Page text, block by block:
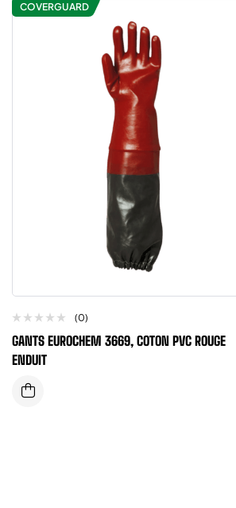
COVERGUARD
(0)
GANTS EUROCHEM 3669, COTON PVC ROUGE
ENDUIT